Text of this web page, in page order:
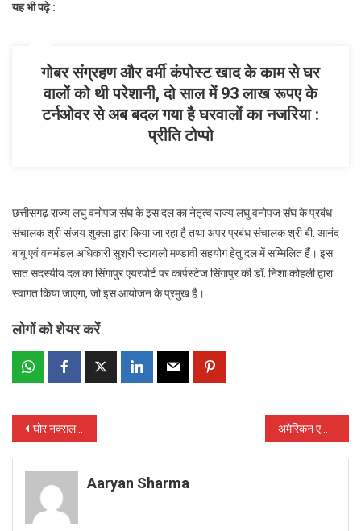
यह भी पढ़े :
गोबर संग्रहण और वर्मी कंपोस्ट खाद के काम से घर
वालों को थी परेशानी, दो साल में 93 लाख रूपए के
टर्नओवर से अब बदल गया है घरवालों का नजरिया :
प्रीति टोप्पो
छत्तीसगढ़ राज्य लघु वनोपज संघ के इस दल का नेतृत्व राज्य लघु वनोपज संघ के प्रबंध
संचालक श्री संजय शुक्ला द्वारा किया जा रहा है तथा अपर प्रबंध संचालक श्री बी. आनंद
बाबू एवं वनमंडल अधिकारी सुश्री स्टायलो मण्डावी सहयोग हेतु दल में सम्मिलित हैं। इस
सात सदस्यीय दल का सिंगापुर एयरपोर्ट पर कार्पस्टेज सिंगापुर की डॉ. निशा कोहली द्वारा
स्वागत किया जाएगा, जो इस आयोजन के प्रमुख है।
लोगों को शेयर करें
Post
navigation
घोर नक्सल प्रभावित क्षेत्रों में शासन द्वारा सड़क निर्माण से खुली खुशहाली एवं उन्नति की राहें अमेरिकन एसोसिएशन ऑफ फिजिशियन इंडिया ओरिजिन ने छत्तीसगढ़ को दिए 75 लाख रूपए के चिकित्सा उपकरण
Aaryan Sharma